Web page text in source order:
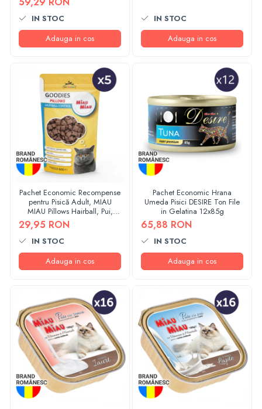
IN STOC
Adauga in cos
IN STOC
Adauga in cos
Pachet Economic Recompense
pentru Pisică Adult, MIAU
MIAU Pillows Hairball, Pui,
5x60g
29,95 RON
IN STOC
Adauga in cos
Pachet Economic Hrana
Umeda Pisici DESIRE Ton File
in Gelatina 12x85g
65,88 RON
IN STOC
Adauga in cos